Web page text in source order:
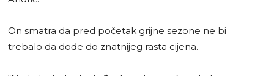
On smatra da pred početak grijne sezone ne bi
trebalo da dođe do znatnijeg rasta cijena.